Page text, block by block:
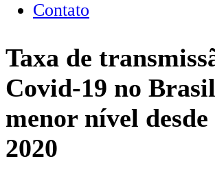
Contato
Taxa de
Covid-19 no
menor nível
2020